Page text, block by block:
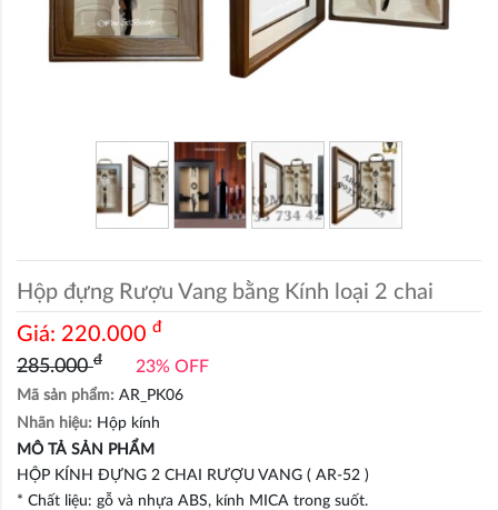
Hộp đựng Rượu Vang bằng Kính loại 2 chai
Giá: 220.000 đ
285.000đ 23% OFF
Mã sản phẩm: AR_PK06
Nhãn hiệu: Hộp kính
MÔ TẢ SẢN PHẨM
HỘP KÍNH ĐỰNG 2 CHAI RƯỢU VANG ( AR-52 )
* Chất liệu: gỗ và nhựa ABS, kính MICA trong suốt.